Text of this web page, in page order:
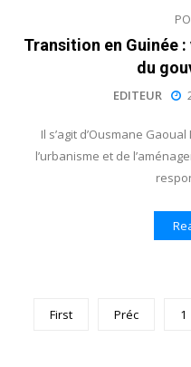
Transition en Guinée
du
EDITEUR
Il s’agit d’Ousmane
l’urbanisme et de
First Préc 1